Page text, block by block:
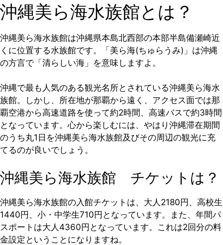
沖縄美ら海水族館とは？
沖縄美ら海水族館は沖縄県本島北西部の本部半島備瀬崎近
くに位置する水族館です。「美ら海(ちゅらうみ)」は沖縄
の方言で「清らしい海」を意味しますよ。
沖縄で最も人気のある観光名所とされている沖縄美ら海水
族館。しかし、所在地が那覇から遠く、アクセス面では那
覇空港から高速道路を使って約2時間、高速バスで約3時間
となっています。心から楽しむには、やはり沖縄滞在期間
のうち丸1日を沖縄美ら海水族館及びその周辺の観光に充
てるのが良いでしょう。
沖縄美ら海水族館 チケットは？
沖縄美ら海水族館の入館チケットは、大人2180円、高校生
1440円、小・中学生710円となっています。また、年間パ
スポートは大人4360円となっています。これは2回分の料
金設定ということになりますね。